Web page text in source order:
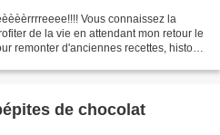
Vous connaissez la
de la vie en attendant mon retour le
remonter d'anciennes recettes, histoire
de chocolat